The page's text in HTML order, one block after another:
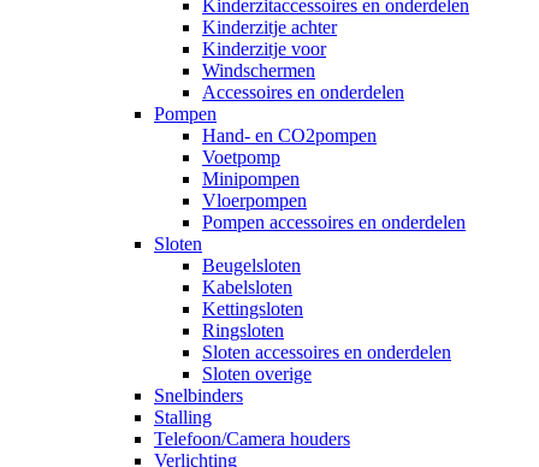
Kinderzitaccessoires en onderdelen
Kinderzitje achter
Kinderzitje voor
Windschermen
Accessoires en onderdelen
Pompen
Hand- en CO2pompen
Voetpomp
Minipompen
Vloerpompen
Pompen accessoires en onderdelen
Sloten
Beugelsloten
Kabelsloten
Kettingsloten
Ringsloten
Sloten accessoires en onderdelen
Sloten overige
Snelbinders
Stalling
Telefoon/Camera houders
Verlichting